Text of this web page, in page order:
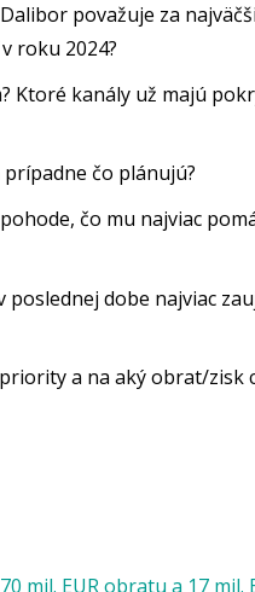
považuje za
roku 2024?
Ktoré kanály už majú
čo plánujú?
čo mu najviac
dobe najviac
a na aký obrat/zisk
mil. EUR obratu a 17 mil.